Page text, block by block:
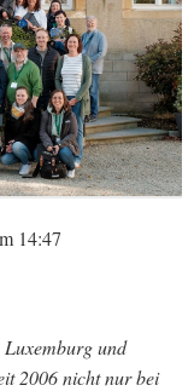
14:47
und
2006 nicht nur bei